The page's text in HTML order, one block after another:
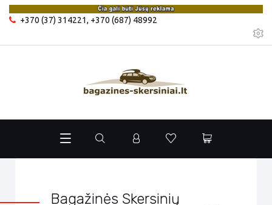
+370 (37) 314221, +370 (687) 48992
Bagažinės Skersinių